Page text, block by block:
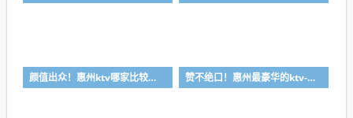
颜值出众！惠州ktv哪家比较好-首选金叶酒店ktv会所消费行情推荐 赞不绝口！惠州最豪华的ktv-首选金玉满堂ktv会所消费行情推荐